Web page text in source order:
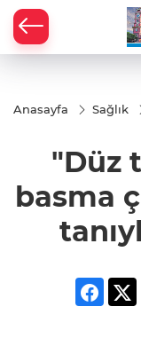
Anasayfa Sağlık
"Düz
basma